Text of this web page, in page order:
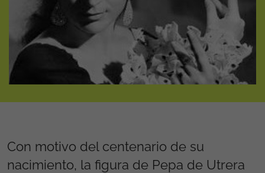
Con motivo del centenario de su
nacimiento, la figura de Pepa de Utrera